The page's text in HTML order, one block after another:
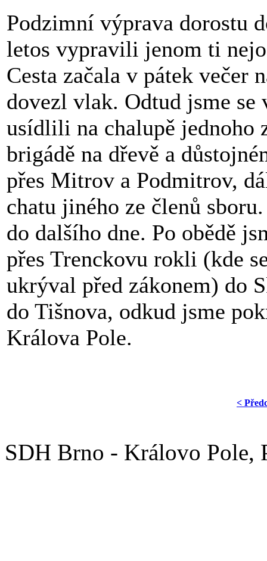
Podzimní výprava dorostu
letos vypravili jenom ti
Cesta začala v pátek večer
dovezl vlak. Odtud jsme
usídlili na chalupě jednoho
brigádě na dřevě a
přes Mitrov a Podmitrov,
chatu jiného ze členů
do dalšího dne. Po obědě
přes Trenckovu rokli (kde
ukrýval před zákonem) do
do Tišnova, odkud jsme
Králova Pole.
<
SDH Brno - Královo Pole,